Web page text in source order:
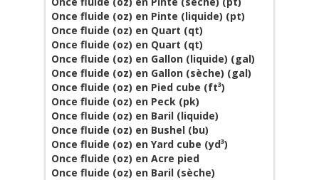
Once fluide (oz) en Pinte (liquide) (pt)
Once fluide (oz) en Quart (qt)
Once fluide (oz) en Quart (qt)
Once fluide (oz) en Gallon (liquide) (gal)
Once fluide (oz) en Gallon (sèche) (gal)
Once fluide (oz) en Pied cube (ft³)
Once fluide (oz) en Peck (pk)
Once fluide (oz) en Baril (liquide)
Once fluide (oz) en Bushel (bu)
Once fluide (oz) en Yard cube (yd³)
Once fluide (oz) en Acre pied
Once fluide (oz) en Baril (sèche)